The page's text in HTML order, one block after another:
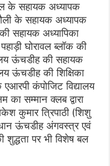
के सहायक अध्यापक
के सहायक अध्यापक
सहायक अध्यापिका
घोरावल ब्लॉक की
ऊंचडीह की सहायक
ऊंचडीह की शिक्षिका
एआरपी कंपोजिट विद्यालय
सम्मान क्लब द्वारा
कुमार त्रिपाठी (शिशु
ऊंचडीह अंगवस्त्र एवं
शुद्धता पर भी विशेष बल